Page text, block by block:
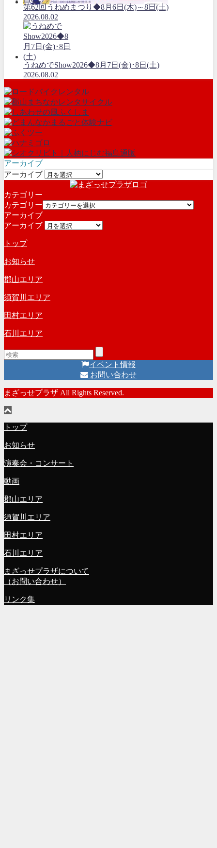
第62回うねめまつり◆8月6日(木)～8日(土)
2026.08.02
うねめでShow2026◆8月7日(金)･8日(土)
2026.08.02
アーカイブ
アーカイブ
カテゴリー
カテゴリー
アーカイブ
アーカイブ
トップ
お知らせ
郡山エリア
須賀川エリア
田村エリア
石川エリア
イベント情報
お問い合わせ
まざっせプラザ All Rights Reserved.
トップ
お知らせ
演奏会・コンサート
動画
郡山エリア
須賀川エリア
田村エリア
石川エリア
まざっせプラザについて
（お問い合わせ）
リンク集